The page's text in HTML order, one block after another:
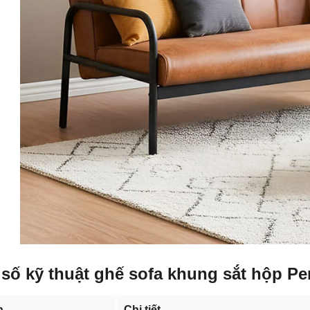
kỹ thuật ghế sofa khung sắt hộp